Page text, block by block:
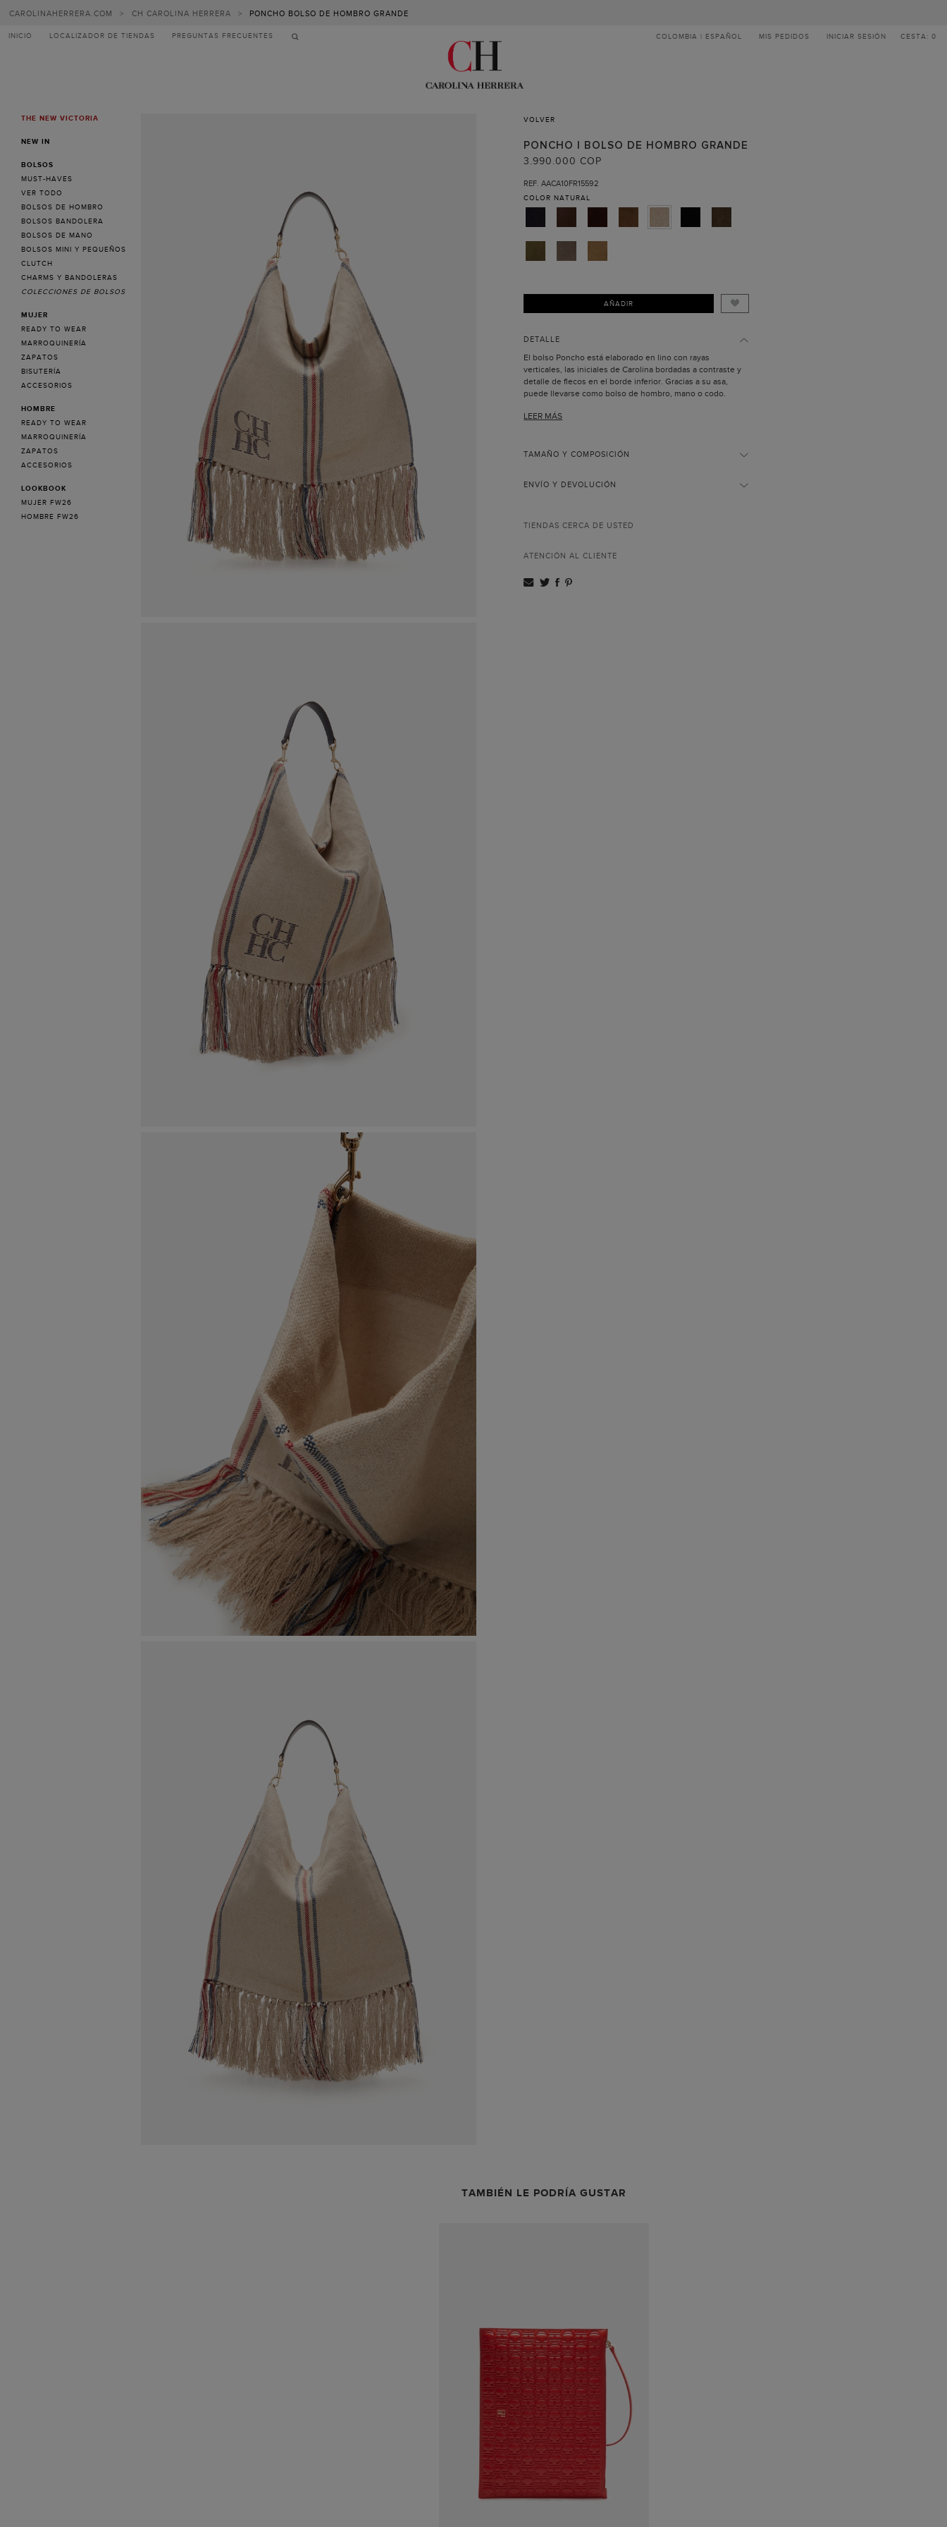
CAROLINAHERRERA.COM > CH CAROLINA HERRERA > PONCHO BOLSO DE HOMBRO GRANDE
INICIO LOCALIZADOR DE TIENDAS PREGUNTAS FRECUENTES COLOMBIA | ESPAÑOL MIS PEDIDOS INICIAR SESIÓN CESTA: 0
MENUTHE NEW VICTORIA
NEW IN
BOLSOS
MUST-HAVES
VER TODO
BOLSOS DE HOMBRO
BOLSOS BANDOLERA
BOLSOS DE MANO
BOLSOS MINI Y PEQUEÑOS
CLUTCH
CHARMS Y BANDOLERAS
COLECCIONES DE BOLSOS
MUJER
READY TO WEAR
MARROQUINERÍA
ZAPATOS
BISUTERÍA
ACCESORIOS
HOMBRE
READY TO WEAR
MARROQUINERÍA
ZAPATOS
ACCESORIOS
LOOKBOOK
MUJER FW26
HOMBRE FW26
VOLVER
PONCHO | BOLSO DE HOMBRO GRANDE
3.990.000 COP
REF. AACA10FR15592
COLOR NATURAL
AÑADIR
DETALLE
El bolso Poncho está elaborado en lino con rayas
verticales, las iniciales de Carolina bordadas a contraste y
detalle de flecos en el borde inferior. Gracias a su asa,
puede llevarse como bolso de hombro, mano o codo.
Pespuntes y lujado realizados artesanalmente.
nuestros productos son de origen europeo.
La colección Poncho nace como homenaje a las raíces
y de aire informal.
LEER MÁS
TAMAÑO Y COMPOSICIÓN
ENVÍO Y DEVOLUCIÓN
TIENDAS CERCA DE USTED
ATENCIÓN AL CLIENTE
TAMBIÉN LE PODRÍA GUSTAR